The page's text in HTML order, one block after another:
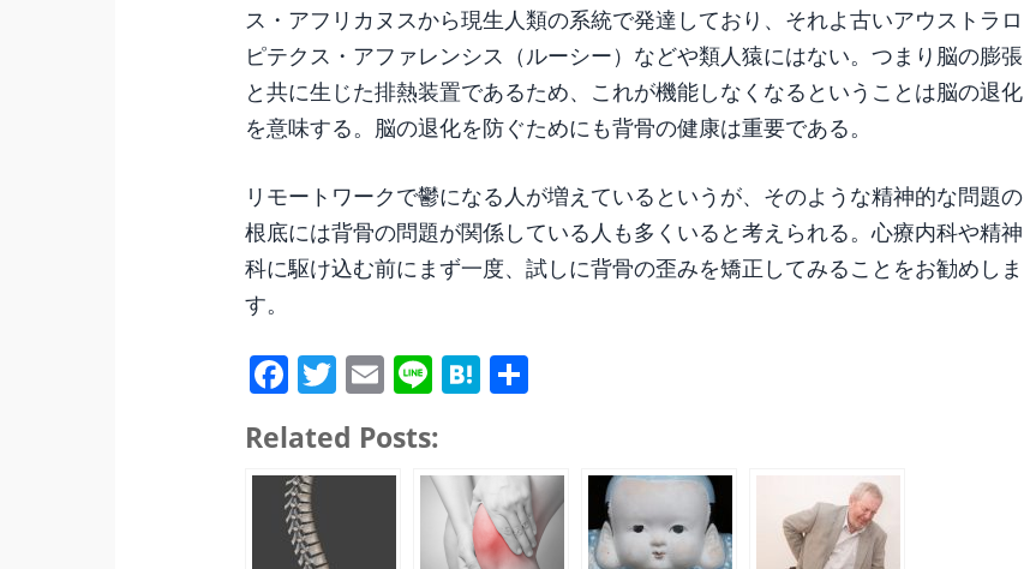
ス・アフリカヌスから現生人類の系統で発達しており、それよ古いアウストラロ
ピテクス・アファレンシス（ルーシー）などや類人猿にはない。つまり脳の膨張
と共に生じた排熱装置であるため、これが機能しなくなるということは脳の退化
を意味する。脳の退化を防ぐためにも背骨の健康は重要である。
リモートワークで鬱になる人が増えているというが、そのような精神的な問題の
根底には背骨の問題が関係している人も多くいると考えられる。心療内科や精神
科に駆け込む前にまず一度、試しに背骨の歪みを矯正してみることをお勧めしま
す。
Fa
bo
ok
T
wi
tte
r
E
ail
Li H
a
共
Related Posts: